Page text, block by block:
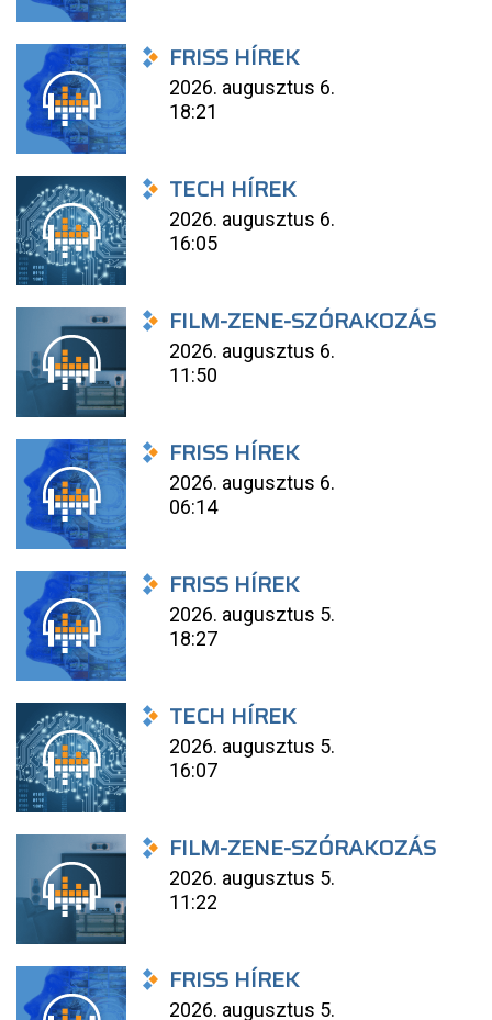
FRISS HÍREK
2026. augusztus 6.
18:21
TECH HÍREK
2026. augusztus 6.
16:05
FILM-ZENE-SZÓRAKOZÁS
2026. augusztus 6.
11:50
FRISS HÍREK
2026. augusztus 6.
06:14
FRISS HÍREK
2026. augusztus 5.
18:27
TECH HÍREK
2026. augusztus 5.
16:07
FILM-ZENE-SZÓRAKOZÁS
2026. augusztus 5.
11:22
FRISS HÍREK
2026. augusztus 5.